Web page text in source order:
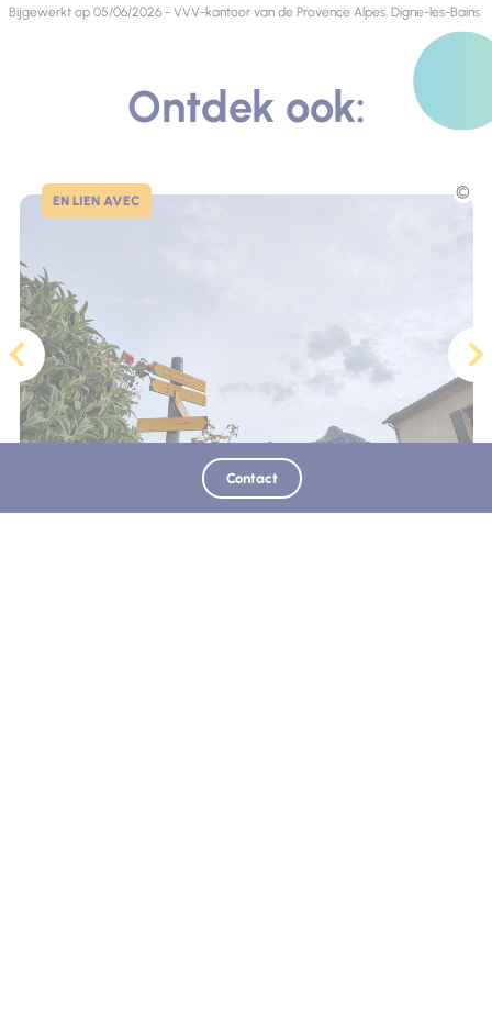
Bijgewerkt op 05/06/2026 - VVV-kantoor van de Provence Alpes, Digne-les-Bains
Ontdek ook:
EN LIEN AVEC
Contact